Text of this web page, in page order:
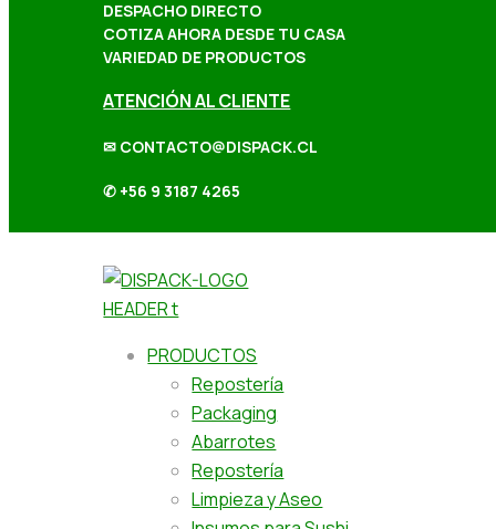
DESPACHO DIRECTO
COTIZA AHORA DESDE TU CASA
VARIEDAD DE PRODUCTOS
ATENCIÓN AL CLIENTE
✉ CONTACTO@DISPACK.CL
✆ +56 9 3187 4265
PRODUCTOS
Repostería
Packaging
Abarrotes
Repostería
Limpieza y Aseo